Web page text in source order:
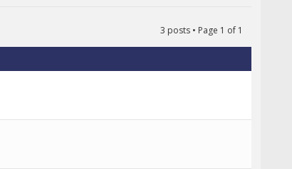
3 posts • Page 1 of 1